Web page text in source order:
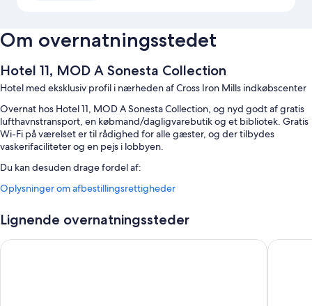
Om overnatningsstedet
Hotel 11, MOD A Sonesta Collection
Hotel med eksklusiv profil i nærheden af Cross Iron Mills indkøbscenter
Overnat hos Hotel 11, MOD A Sonesta Collection, og nyd godt af gratis
lufthavnstransport, en købmand/dagligvarebutik og et bibliotek. Gratis
Wi-Fi på værelset er til rådighed for alle gæster, og der tilbydes
vaskerifaciliteter og en pejs i lobbyen.
Du kan desuden drage fordel af:
En indendørs pool
Morgenmad tilberedt efter bestilling (tillægsgebyr), en ladestander
til elbiler og hurtig udtjekning
Oplysninger om afbestillingsrettigheder
Lignende overnatningssteder
Acclaim Hotel By CLIQUE